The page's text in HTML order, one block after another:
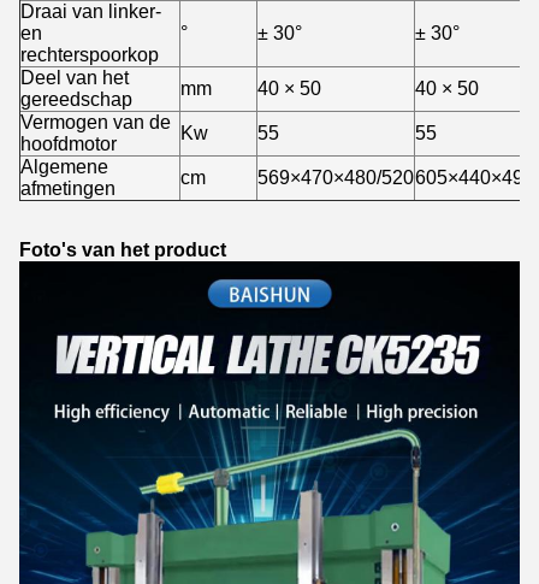
Draai van linker-
en
rechterspoorkop
° ± 30° ± 30°
Deel van het
gereedschap
mm 40 × 50
40 × 50
Vermogen van de
hoofdmotor
Kw 55
55
Algemene
afmetingen
cm 569×470×480/520
Foto's van het product